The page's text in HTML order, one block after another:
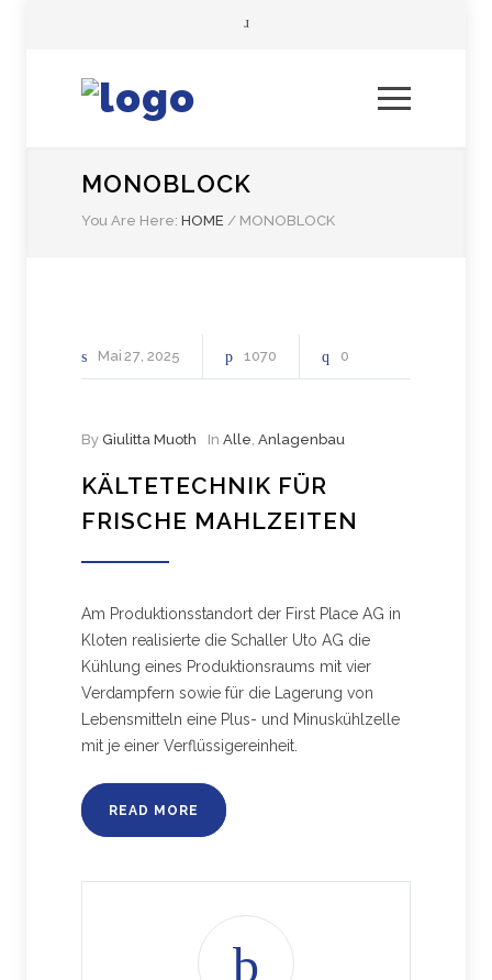
MONOBLOCK
You Are Here: HOME / MONOBLOCK
Mai 27 2025 1070 0
By Giulitta Muoth In Alle, Anlagenbau
KÄLTETECHNIK FÜR
FRISCHE MAHLZEITEN
Am Produktionsstandort der First Place AG in
Kloten realisierte die Schaller Uto AG die
Kühlung eines Produktionsraums mit vier
Verdampfern sowie für die Lagerung von
Lebensmitteln eine Plus- und Minuskühlzelle
mit je einer Verflüssigereinheit.
READ MORE